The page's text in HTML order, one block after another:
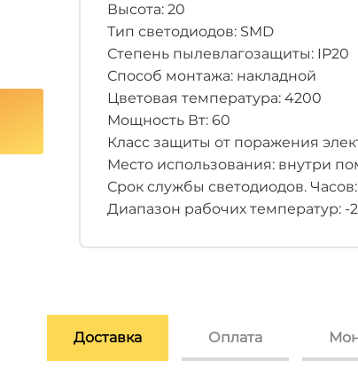
Высота: 20
Тип светодиодов: SMD
Степень пылевлагозащиты: IP20
Способ монтажа: накладной
Цветовая температура: 4200
Мощность Вт: 60
Класс защиты от поражения
Место использования: внутри
Срок службы светодиодов.
Диапазон рабочих температур: -
Доставка Оплата